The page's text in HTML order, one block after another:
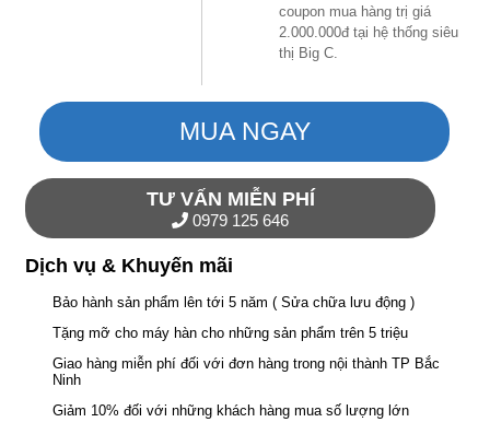
coupon mua hàng trị giá
2.000.000đ tại hệ thống siêu
thị Big C.
MUA NGAY
TƯ VẤN MIỄN PHÍ
0979 125 646
Dịch vụ & Khuyến mãi
Bảo hành sản phẩm lên tới 5 năm ( Sửa chữa lưu động )
Tặng mỡ cho máy hàn cho những sản phẩm trên 5 triệu
Giao hàng miễn phí đối với đơn hàng trong nội thành TP Bắc
Ninh
Giảm 10% đối với những khách hàng mua số lượng lớn